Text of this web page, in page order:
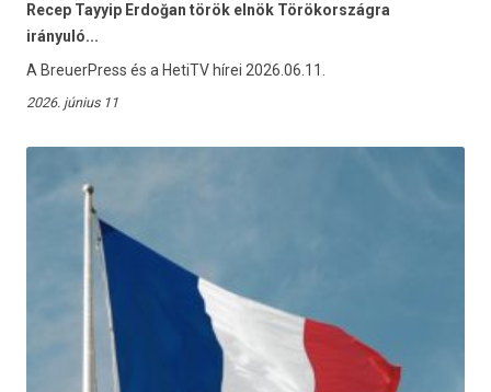
Recep Tayyip Erdoğan török elnök Törökországra
irányuló...
A BreuerPress és a HetiTV hírei 2026.06.11.
2026. június 11